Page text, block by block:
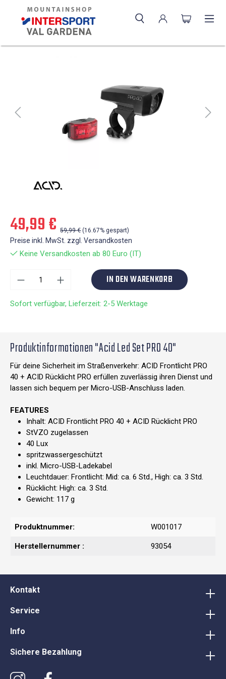
49,99 € 59,99 € (16.67% gespart)
Preise inkl. MwSt. zzgl. Versandkosten
Keine Versandkosten ab 80 Euro (IT)
IN DEN WARENKORB
Sofort verfügbar, Lieferzeit: 2-5 Werktage
Produktinformationen "Acid Led Set PRO 40"
Für deine Sicherheit im Straßenverkehr: ACID Frontlicht PRO
40 + ACID Rücklicht PRO erfüllen zuverlässig ihren Dienst und
lassen sich bequem per Micro-USB-Anschluss laden.
FEATURES
Inhalt: ACID Frontlicht PRO 40 + ACID Rücklicht PRO
StVZO zugelassen
40 Lux
spritzwassergeschützt
inkl. Micro-USB-Ladekabel
Leuchtdauer: Frontlicht: Mid: ca. 6 Std., High: ca. 3 Std.
Rücklicht: High: ca. 3 Std.
Gewicht: 117 g
Produktnummer: W001017
Herstellernummer : 93054
Kontakt
Service
Info
Sichere Bezahlung